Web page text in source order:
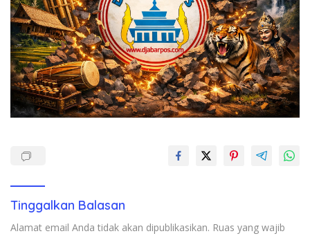
Tinggalkan Balasan
Alamat email Anda tidak akan dipublikasikan. Ruas yang wajib